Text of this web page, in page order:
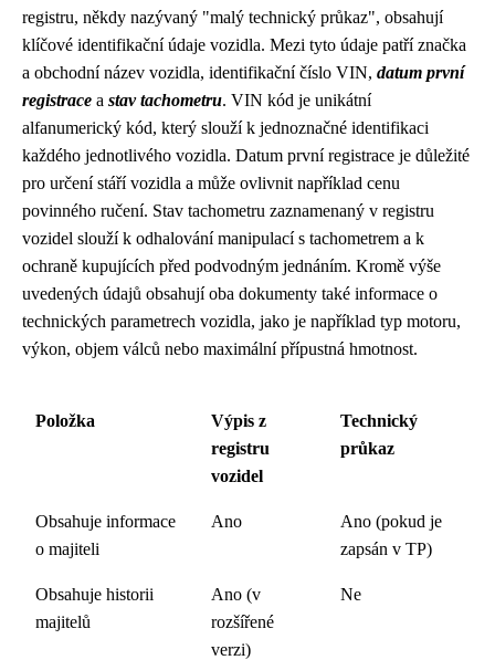
registru, někdy nazývaný "malý technický průkaz", obsahují
klíčové identifikační údaje vozidla. Mezi tyto údaje patří značka
a obchodní název vozidla, identifikační číslo VIN, datum první
registrace a stav tachometru. VIN kód je unikátní
alfanumerický kód, který slouží k jednoznačné identifikaci
každého jednotlivého vozidla. Datum první registrace je důležité
pro určení stáří vozidla a může ovlivnit například cenu
povinného ručení. Stav tachometru zaznamenaný v registru
vozidel slouží k odhalování manipulací s tachometrem a k
ochraně kupujících před podvodným jednáním. Kromě výše
uvedených údajů obsahují oba dokumenty také informace o
technických parametrech vozidla, jako je například typ motoru,
výkon, objem válců nebo maximální přípustná hmotnost.
Položka
Výpis z
registru
vozidel
Technický
průkaz
Obsahuje informace
o majiteli
Ano
Ano (pokud je
zapsán v TP)
Obsahuje historii
majitelů
Ano (v
rozšířené
verzi)
Ne